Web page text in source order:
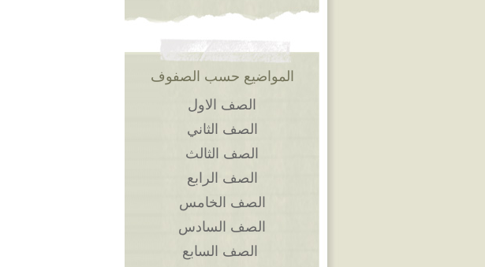
المواضيع حسب الصفوف
الصف الاول
الصف الثاني
الصف الثالث
الصف الرابع
الصف الخامس
الصف السادس
الصف السابع